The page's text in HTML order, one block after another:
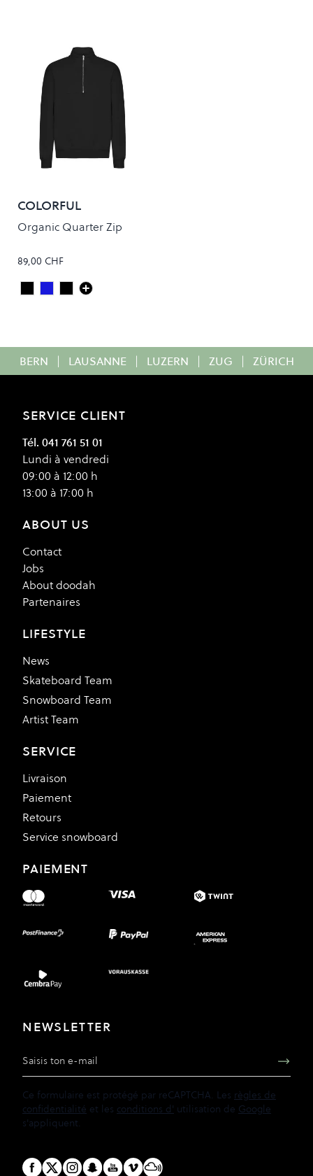
COLORFUL
STANDARD
Organic Quarter Zip
89,00 CHF
Colour
Deep Black
Steel Blue
Faded Black
BERN | LAUSANNE | LUZERN | ZUG | ZÜRICH
SERVICE CLIENT
Tél. 041 761 51 01
Lundi à vendredi
09:00 à 12:00 h
13:00 à 17:00 h
ABOUT US
Contact
Jobs
About doodah
Partenaires
LIFESTYLE
News
Skateboard Team
Snowboard Team
Artist Team
SERVICE
Livraison
Paiement
Retours
Service snowboard
PAIEMENT
NEWSLETTER
Adresse e-mail
Ce formulaire est protégé par reCAPTCHA. Les règles de
confidentialité et les conditions d' utilisation de Google
s'appliquent.